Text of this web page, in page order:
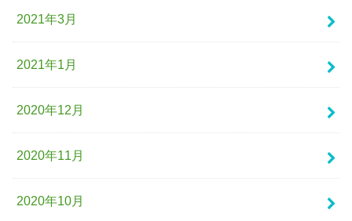
2021年3月
2021年1月
2020年12月
2020年11月
2020年10月